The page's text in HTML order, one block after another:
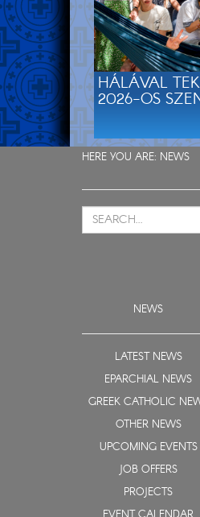
HÁLÁVAL
2026-OS
HERE YOU ARE: NEWS
NEWS
LATEST NEWS
EPARCHIAL NEWS
GREEK CATHOLIC
OTHER NEWS
UPCOMING EVENTS
JOB OFFERS
PROJECTS